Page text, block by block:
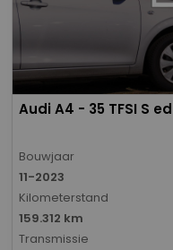
Audi A4 - 35 TFSI S
Bouwjaar
11-2023
Kilometerstand
159.312 km
Transmissie